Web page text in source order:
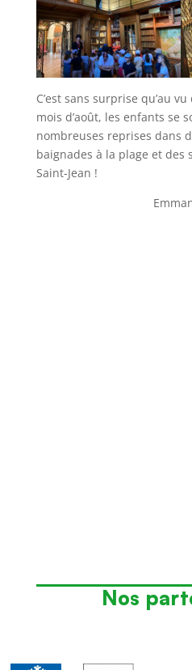
C’est sans surprise qu’au
mois d’août, les enfants se
nombreuses reprises dans
baignades à la plage et des
Saint-Jean !
Nos